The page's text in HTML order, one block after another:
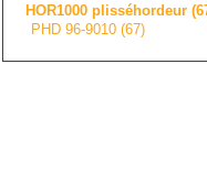
HOR1000 plisséhordeur
PHD 96-9010 (67)